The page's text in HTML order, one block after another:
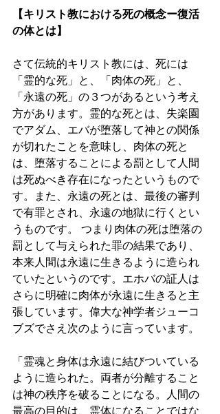
【キリスト教における死の概念ー復活
の体とは】
さて伝統的キリスト教には、死には
「霊的な死」と、「肉体の死」と、
「永遠の死」の３つがあるという考え
方があります。霊的な死とは、失楽園
でアダム、エバが堕落して神との関係
が切れたことを意味し、肉体の死と
は、堕落することによる罰として人間
は死ぬべき存在になったというもので
す。また、永遠の死とは、最後の審判
で有罪とされ、永遠の地獄に行くとい
うものです。 つまり肉体の死は堕落の
罰として与えられた罪の結果であり、
本来人間は永遠に生きるように造られ
ていたというのです。エホバの証人は
さらに明確に肉体が永遠に生きると主
張しています。偉大な神学者ジューコ
ブズでさえ次のように言っています。
「霊魂と身体は永遠に結びついている
ように造られた。両者が分離すること
は神の秩序を破ることになる。人間の
最高の目的は、霊体になることではな